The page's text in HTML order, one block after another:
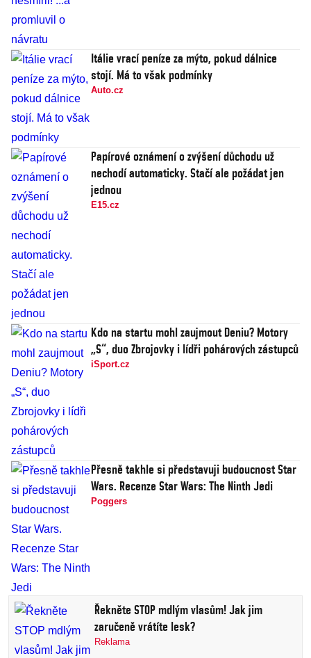
Itálie vrací peníze za mýto, pokud dálnice
stojí. Má to však podmínky
Auto.cz
Papírové oznámení o zvýšení důchodu už
nechodí automaticky. Stačí ale požádat jen
jednou
E15.cz
Kdo na startu mohl zaujmout Deniu? Motory
„S“, duo Zbrojovky i lídři pohárových zástupců
iSport.cz
Přesně takhle si představuji budoucnost Star
Wars. Recenze Star Wars: The Ninth Jedi
Poggers
Řekněte STOP mdlým vlasům! Jak jim
zaručeně vrátíte lesk?
Reklama